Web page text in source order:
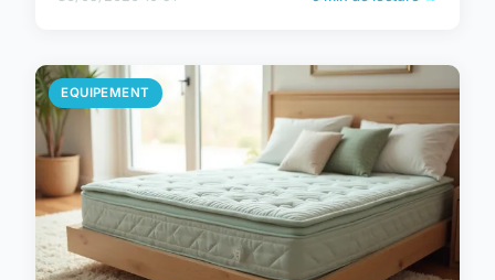
EQUIPEMENT